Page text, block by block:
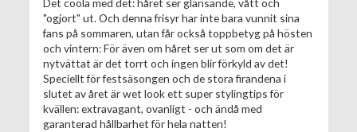
Det coola med det: håret ser glänsande, vått och
"ogjort" ut. Och denna frisyr har inte bara vunnit sina
fans på sommaren, utan får också toppbetyg på hösten
och vintern: För även om håret ser ut som om det är
nytvättat är det torrt och ingen blir förkyld av det!
Speciellt för festsäsongen och de stora firandena i
slutet av året är wet look ett super stylingtips för
kvällen: extravagant, ovanligt - och ändå med
garanterad hållbarhet för hela natten!